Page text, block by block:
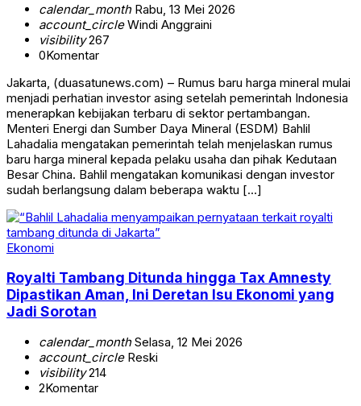
calendar_monthRabu, 13 Mei 2026
account_circleWindi Anggraini
visibility267
0Komentar
Jakarta, (duasatunews.com) – Rumus baru harga mineral mulai
menjadi perhatian investor asing setelah pemerintah Indonesia
menerapkan kebijakan terbaru di sektor pertambangan.
Menteri Energi dan Sumber Daya Mineral (ESDM) Bahlil
Lahadalia mengatakan pemerintah telah menjelaskan rumus
baru harga mineral kepada pelaku usaha dan pihak Kedutaan
Besar China. Bahlil mengatakan komunikasi dengan investor
sudah berlangsung dalam beberapa waktu […]
Ekonomi
Royalti Tambang Ditunda hingga Tax Amnesty
Dipastikan Aman, Ini Deretan Isu Ekonomi yang
Jadi Sorotan
calendar_monthSelasa, 12 Mei 2026
account_circleReski
visibility214
2Komentar